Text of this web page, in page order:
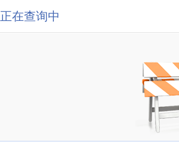
正在查询中